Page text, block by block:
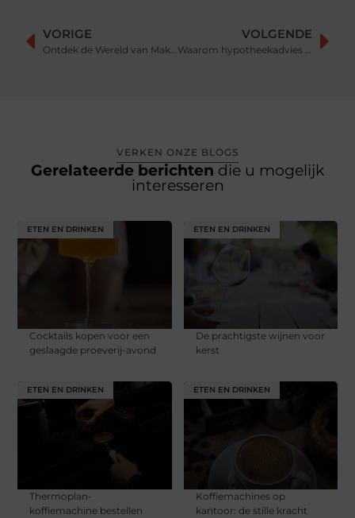
VORIGE
Ontdek de Wereld van Makelaar Hilversum en Vind Uw Droomhuis
VOLGENDE
Waarom hypotheekadvies belangrijk is als je een woning koopt
VERKEN ONZE BLOGS
Gerelateerde berichten die u mogelijk
interesseren
ETEN EN DRINKEN
Cocktails kopen voor een
geslaagde proeverij-avond
ETEN EN DRINKEN
De prachtigste wijnen voor
kerst
ETEN EN DRINKEN
Thermoplan-
koffiemachine bestellen
ETEN EN DRINKEN
Koffiemachines op
kantoor: de stille kracht